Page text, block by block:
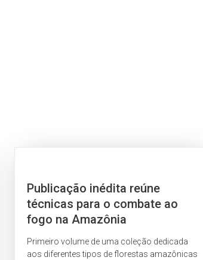
Publicação inédita reúne
técnicas para o combate ao
fogo na Amazônia
Primeiro volume de uma coleção dedicada
aos diferentes tipos de florestas amazônicas